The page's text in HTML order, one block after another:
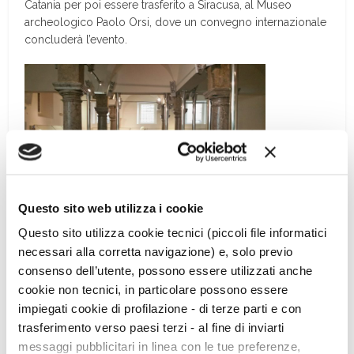
Questo sito web utilizza i cookie
Questo sito utilizza cookie tecnici (piccoli file informatici
necessari alla corretta navigazione) e, solo previo
consenso dell’utente, possono essere utilizzati anche
cookie non tecnici, in particolare possono essere
impiegati cookie di profilazione - di terze parti e con
trasferimento verso paesi terzi - al fine di inviarti
messaggi pubblicitari in linea con le tue preferenze,
Catania per poi essere trasferito a Siracusa, al Museo
archeologico Paolo Orsi, dove un convegno internazionale
concluderà l’evento.
www.palazzobranciforte.it
L’opera è risultata realizzata in marmo pario delle cave a
cielo aperto di Lakkoi, nell’isola di Paros, un marmo bianco
cristallino a grana media di ottima qualità.